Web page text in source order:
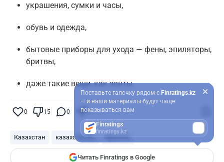
украшения, сумки и часы,
обувь и одежда,
бытовые приборы для ухода — фены, эпиляторы,
бритвы,
даже такие вещи, как зонты.
0 15 0 0
Казахстан казахстанцы Красота
Читать Finratings в Google
Поставьте галочку рядом с Finratings.kz
— и наши материалы будут чаще
показываться вам
Finratings
finratings.kz